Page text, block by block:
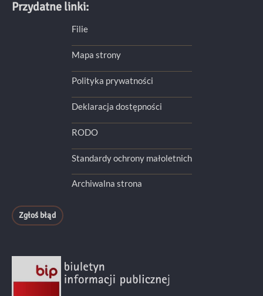
Przydatne linki:
Filie
Mapa strony
Polityka prywatności
Deklaracja dostępności
RODO
Standardy ochrony małoletnich
Archiwalna strona
Zgłoś błąd